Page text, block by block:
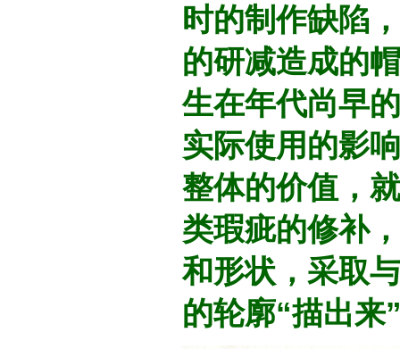
时的制作缺陷
的研减造成的
生在年代尚早
实际使用的影
整体的价值，
类瑕疵的修补
和形状，采取
的轮廓“描出来